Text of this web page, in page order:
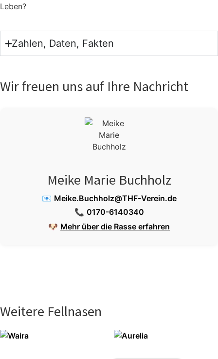
Leben?
Zahlen, Daten, Fakten
Wir freuen uns auf Ihre Nachricht
Meike Marie Buchholz
📧 Meike.Buchholz@THF-Verein.de
📞 0170-6140340
🐶 Mehr über die Rasse erfahren
Weitere Fellnasen